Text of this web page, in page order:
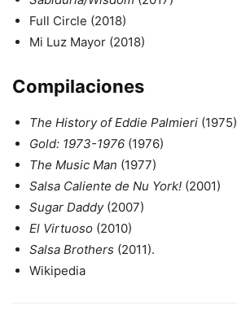
Full Circle (2018)
Mi Luz Mayor (2018)
Compilaciones
The History of Eddie Palmieri (1975)
Gold: 1973-1976 (1976)
The Music Man (1977)
Salsa Caliente de Nu York! (2001)
Sugar Daddy(2007)
El Virtuoso (2010)
Salsa Brothers (2011).
Wikipedia